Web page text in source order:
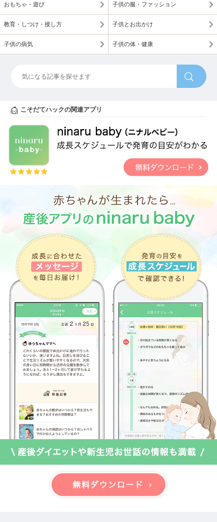
おもちゃ・遊び 子供の服・ファッション
教育・しつけ・接し方 子供とお出かけ
子供の病気 子供の体・健康
こそだてハックの関連アプリ